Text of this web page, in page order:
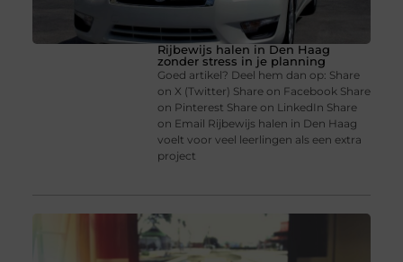
Rijbewijs halen in Den Haag
zonder stress in je planning
Goed artikel? Deel hem dan op: Share
on X (Twitter) Share on Facebook Share
on Pinterest Share on LinkedIn Share
on Email Rijbewijs halen in Den Haag
voelt voor veel leerlingen als een extra
project